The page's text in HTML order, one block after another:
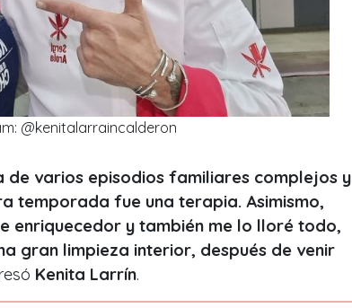
@kenitalarraincalderon
de varios episodios familiares complejos y
temporada fue una terapia. Asimismo,
enriquecedor y también me lo lloré todo,
gran limpieza interior, después de venir
Kenita Larrín.